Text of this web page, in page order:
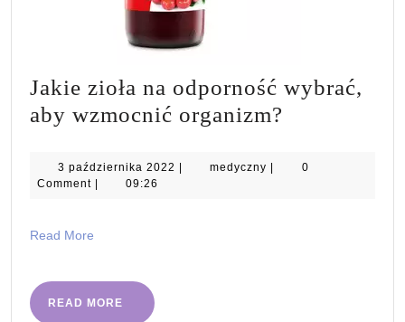
Jakie zioła na odporność wybrać,
aby wzmocnić organizm?
na
3 października 2022 3
medyczny medyczny
0
Comment
09:26
Read More
READ MORE
READ
MORE